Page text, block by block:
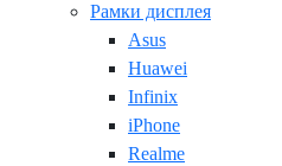
Рамки дисплея
Asus
Huawei
Infinix
iPhone
Realme